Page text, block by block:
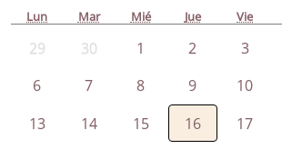
Lun Mar Mié Jue Vie
29 30 1 2 3
6
7 8 9 10
13
14 15 16 17